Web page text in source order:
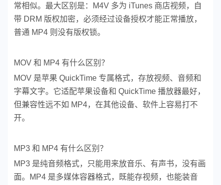
常相似。最大区别是：M4V 多为 iTunes 商店视频，自
带 DRM 版权加密，必须经过设备授权才能正常播放，
普通 MP4 则没有版权锁。
MOV 和 MP4 有什么区别？
MOV 是苹果 QuickTime 专属格式，存放视频、音频和
字幕文字。它适配苹果设备和 QuickTime 播放器最好，
但兼容性远不如 MP4，在其他设备、软件上容易打不
开。
MP3 和 MP4 有什么区别？
MP3 是纯音频格式，只能用来放音乐、有声书，没有画
面。MP4 是多媒体容器格式，既能存视频，也能装音